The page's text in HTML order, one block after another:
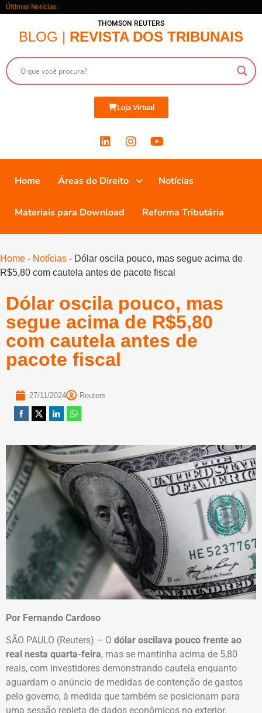
Últimas Notícias:
THOMSON REUTERS
BLOG | REVISTA DOS TRIBUNAIS
Loja Virtual
Home Áreas do Direito Notícias
Materiais para Download Reforma Tributária
Home - Notícias - Dólar oscila pouco, mas segue acima de
R$5,80 com cautela antes de pacote fiscal
Dólar oscila pouco, mas
segue acima de R$5,80
com cautela antes de
pacote fiscal
27/11/2024 Reuters
Por Fernando Cardoso
SÃO PAULO (Reuters) – O dólar oscilava pouco frente ao
real nesta quarta-feira, mas se mantinha acima de 5,80
reais, com investidores demonstrando cautela enquanto
aguardam o anúncio de medidas de contenção de gastos
pelo governo, à medida que também se posicionam para
uma sessão repleta de dados econômicos no exterior.